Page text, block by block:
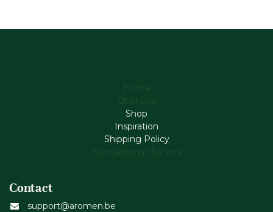
Home
Über uns
Shop
Inspiration
Shipping Policy
Kontaktieren Sie uns
Contact
support@aromen.be